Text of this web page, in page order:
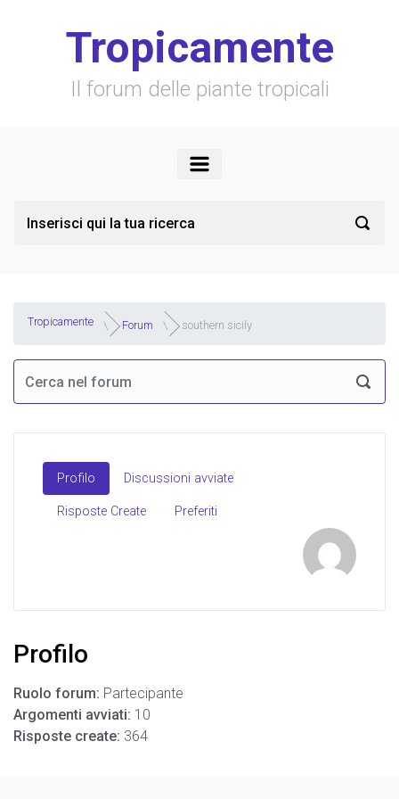
Tropicamente
Il forum delle piante tropicali
Tropicamente Forum southern sicily
Profilo Discussioni avviate
Risposte Create Preferiti
Profilo
Ruolo forum: Partecipante
Argomenti avviati: 10
Risposte create: 364